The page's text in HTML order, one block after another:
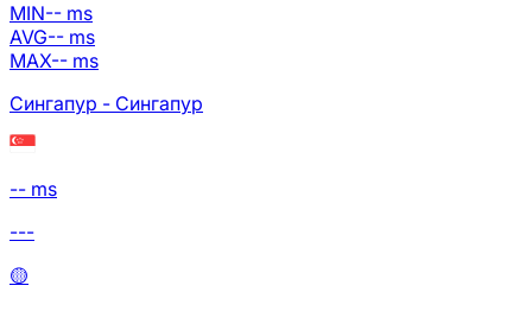
MIN-- ms
AVG-- ms
MAX-- ms
Сингапур - Сингапур
-- ms
---
🟡